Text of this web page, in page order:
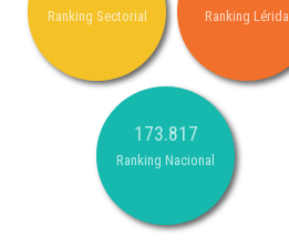
Ranking Sectorial Ranking Lérida
173.817
Ranking Nacional